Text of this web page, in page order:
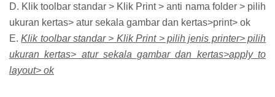
D. Klik toolbar standar > Klik Print > anti nama folder > pilih
ukuran kertas> atur sekala gambar dan kertas>print> ok
E.Klik toolbar standar > Klik Print > pilih jenis printer> pilih
ukuran kertas> atur sekala gambar dan kertas>apply to
layout> ok